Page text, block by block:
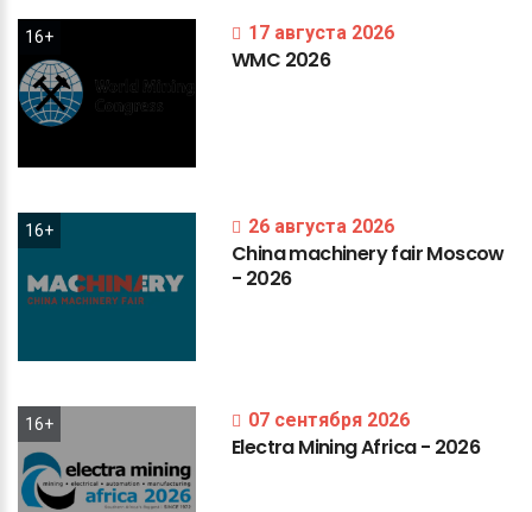
16+ 17 августа 2026
WMC 2026
16+ 26 августа 2026
ChinamachineryfairMoscow
- 2026
16+ 07 сентября 2026
ElectraMiningAfrica- 2026